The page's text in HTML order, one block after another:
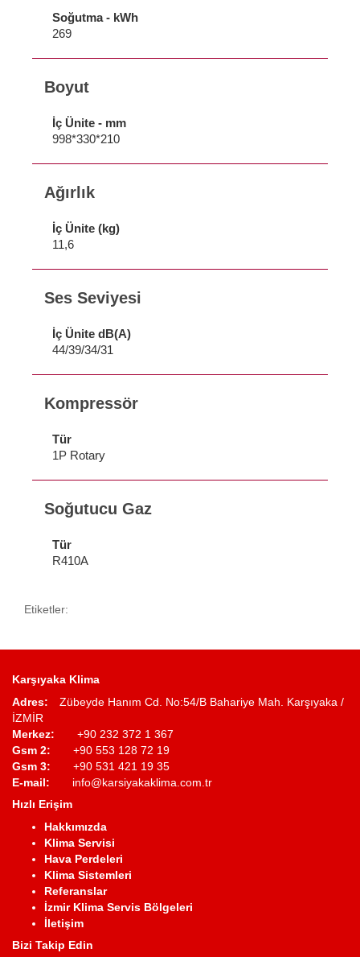
Soğutma - kWh
269
Boyut
İç Ünite - mm
998*330*210
Ağırlık
İç Ünite (kg)
11,6
Ses Seviyesi
İç Ünite dB(A)
44/39/34/31
Kompressör
Tür
1P Rotary
Soğutucu Gaz
Tür
R410A
Etiketler:
Karşıyaka Klima
Adres: Zübeyde Hanım Cd. No:54/B Bahariye Mah. Karşıyaka /
İZMİR
Merkez: +90 232 372 1 367
Gsm 2: +90 553 128 72 19
Gsm 3: +90 531 421 19 35
E-mail: info@karsiyakaklima.com.tr
Hızlı Erişim
Hakkımızda
Klima Servisi
Hava Perdeleri
Klima Sistemleri
Referanslar
İzmir Klima Servis Bölgeleri
İletişim
Bizi Takip Edin